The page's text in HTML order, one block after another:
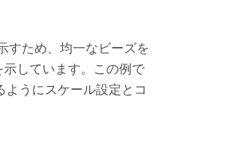
すため、均一なビーズを
しています。この例で
うにスケール設定とコ